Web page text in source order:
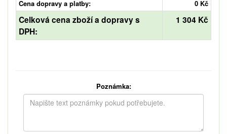
Cena dopravy a platby: 0 Kč
Celková cena zboží a dopravy s
DPH:
1 304 Kč
Poznámka: